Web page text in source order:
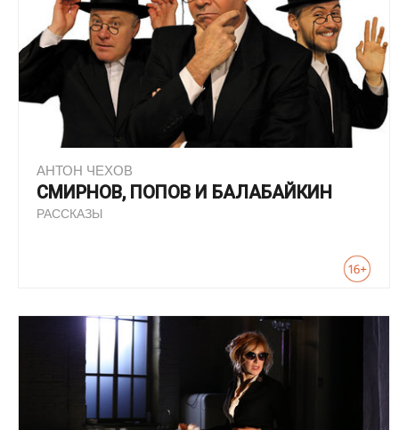
АНТОН ЧЕХОВ
СМИРНОВ, ПОПОВ И БАЛАБАЙКИН
РАССКАЗЫ